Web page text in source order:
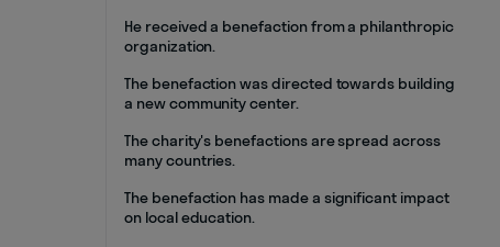
He received a benefaction from a philanthropic
organization.
The benefaction was directed towards building
a new community center.
The charity's benefactions are spread across
many countries.
The benefaction has made a significant impact
on local education.